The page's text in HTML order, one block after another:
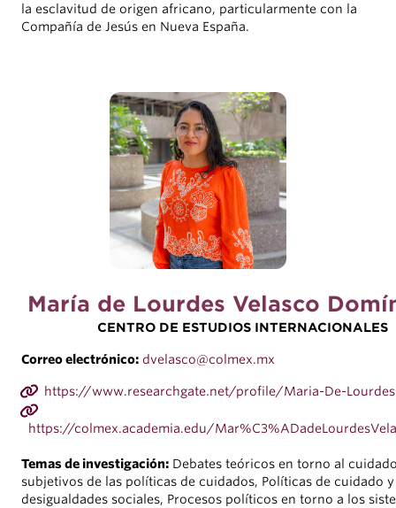
la esclavitud de origen africano, particularmente con la
Compañía de Jesús en Nueva España.
María de Lourdes Velasco
CENTRO DE ESTUDIOS INTERNACIONALES
Correo electrónico: dvelasco@colmex.mx
https://www.researchgate.net/profile/Maria-De-
https://colmex.academia.edu/
Temas de investigación: Debates teóricos en torno al
subjetivos de las políticas de cuidados, Políticas de cuidado y
desigualdades sociales, Procesos políticos en torno a los